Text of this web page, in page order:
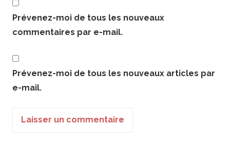
Prévenez-moi de tous les nouveaux
commentaires par e-mail.
Prévenez-moi de tous les nouveaux articles par
e-mail.